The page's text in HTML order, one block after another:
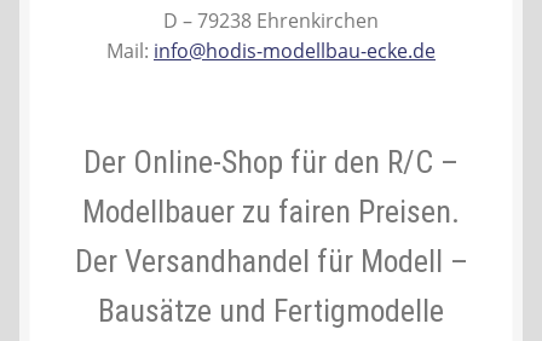
Ablauf einer Bestellung
Liefer- und Versandkosten
Zahlungsarten
D – 79238 Ehrenkirchen
Mail: info@hodis-modellbau-ecke.de
Der Online-Shop für den R/C –
Modellbauer zu fairen Preisen.
Der Versandhandel für Modell –
Bausätze und Fertigmodelle